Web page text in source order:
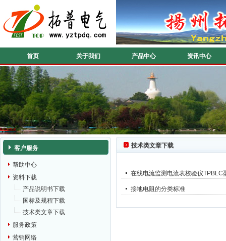
首页 关于我们 产品中心 资讯中心
客户服务
帮助中心
资料下载
产品说明书下载
国标及规程下载
技术类文章下载
服务政策
营销网络
技术类文章下载
在线电流监测电流表校验仪TPBLC
接地电阻的分类标准